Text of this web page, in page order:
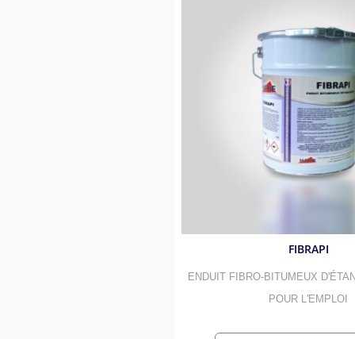
FIBRAPI
ENDUIT FIBRO-BITUMEUX
POUR L'EMPLOI